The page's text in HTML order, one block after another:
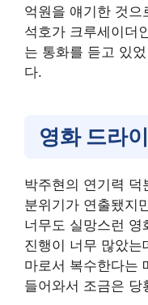
억원을 얘기한 것으
석호가 크루세이더
는 통화를 듣고 있
다.
영화 드라
박주현의 연기력 덕
분위기가 연출됐지
너무도 실망스런 영
진행이 너무 많았는
마로서 복수한다는
들어와서 조금은 당